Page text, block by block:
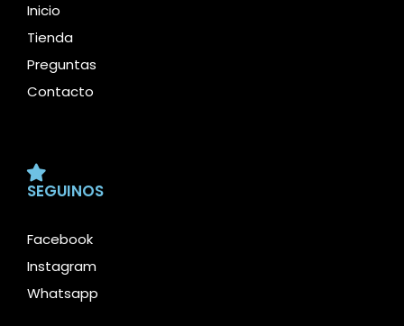
Inicio
Tienda
Preguntas
Contacto
SEGUINOS
Facebook
Instagram
Whatsapp